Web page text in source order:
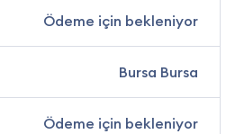
Ödeme için bekleniyor
Bursa Bursa
Ödeme için bekleniyor